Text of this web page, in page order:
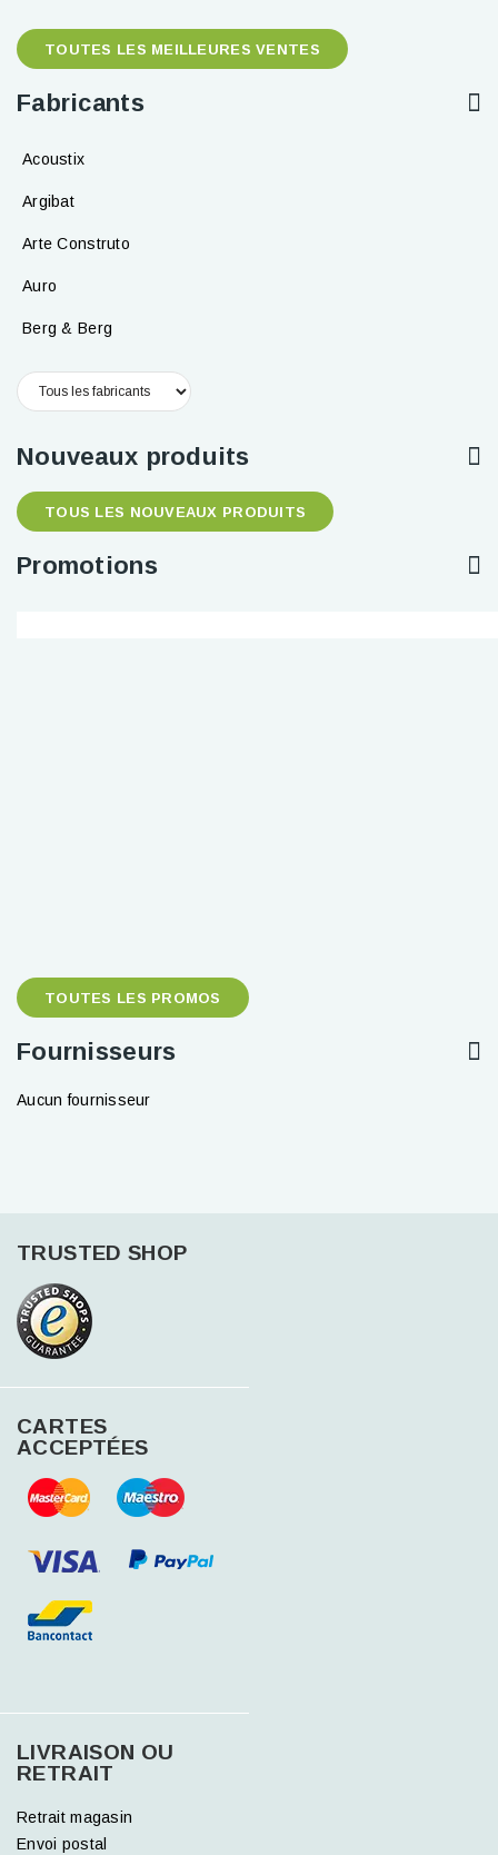
TOUTES LES MEILLEURES VENTES
Fabricants
Acoustix
Argibat
Arte Construto
Auro
Berg & Berg
Nouveaux produits
TOUS LES NOUVEAUX PRODUITS
Promotions
TOUTES LES PROMOS
Fournisseurs
Aucun fournisseur
TRUSTED SHOP
CARTES
ACCEPTÉES
LIVRAISON OU
RETRAIT
Retrait magasin
Envoi postal